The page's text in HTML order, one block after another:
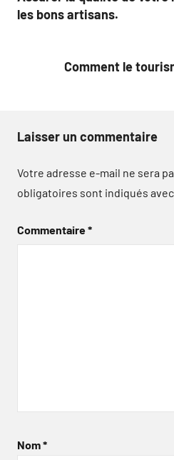
de
les bons artisans.
Comment le
Laisser un commentaire
Votre adresse e-mail ne sera
obligatoires sont indiqués avec
Commentaire*
Nom*